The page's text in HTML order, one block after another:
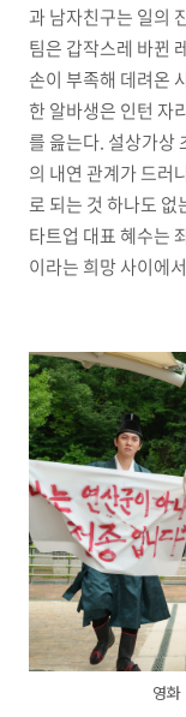
과 남자친구는 일의
팀은 갑작스레 바뀐
손이 부족해 데려온
한 알바생은 인턴 자
를 읊는다. 설상가상
의 내연 관계가 드러
로 되는 것 하나도 없
타트업 대표 혜수는
이라는 희망 사이에
영